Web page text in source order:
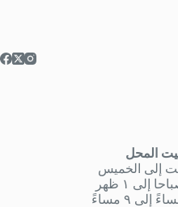
المحل
إلى الخميس